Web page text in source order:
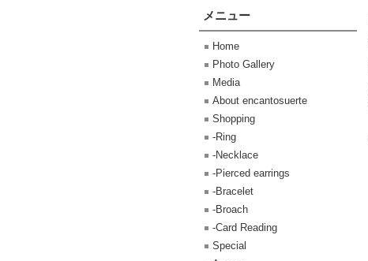
メニュー
Home
Photo Gallery
Media
About encantosuerte
Shopping
-Ring
-Necklace
-Pierced earrings
-Bracelet
-Broach
-Card Reading
Special